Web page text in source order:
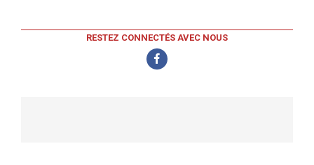
RESTEZ CONNECTÉS AVEC NOUS